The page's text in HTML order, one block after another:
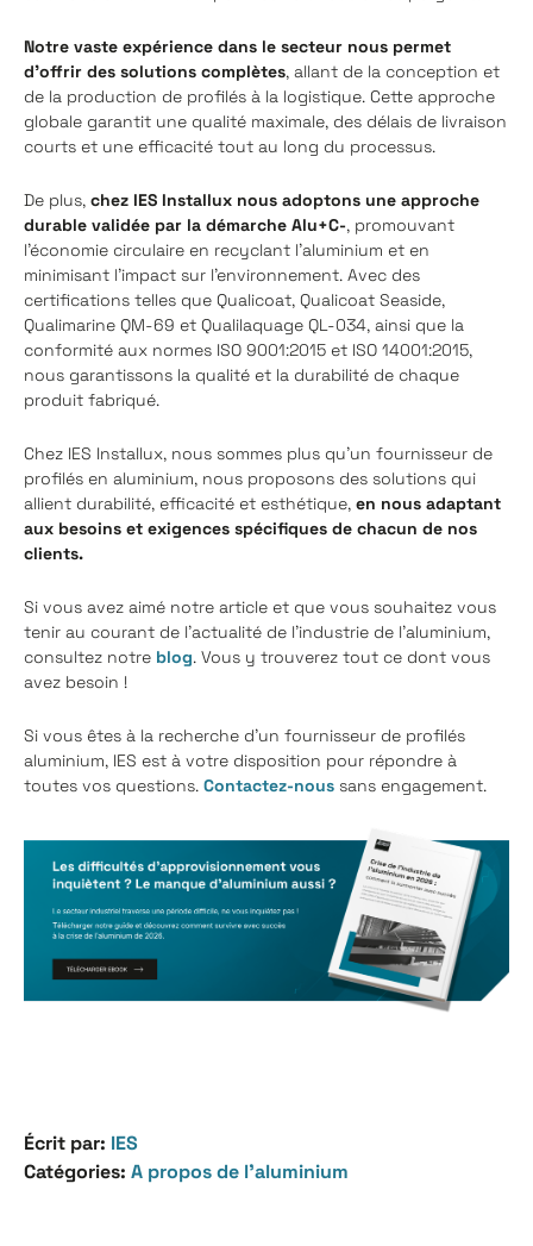
Notre vaste expérience dans le secteur nous permet
d'offrir des solutions complètes, allant de la conception et
de la production de profilés à la logistique. Cette approche
globale garantit une qualité maximale, des délais de livraison
courts et une efficacité tout au long du processus.
De plus, chez IES Installux nous adoptons une approche
durable validée par la démarche Alu+C-, promouvant
l'économie circulaire en recyclant l'aluminium et en
minimisant l'impact sur l'environnement. Avec des
certifications telles que Qualicoat, Qualicoat Seaside,
Qualimarine QM-69 et Qualilaquage QL-034, ainsi que la
conformité aux normes ISO 9001:2015 et ISO 14001:2015,
nous garantissons la qualité et la durabilité de chaque
produit fabriqué.
Chez IES Installux, nous sommes plus qu'un fournisseur de
profilés en aluminium, nous proposons des solutions qui
allient durabilité, efficacité et esthétique, en nous adaptant
aux besoins et exigences spécifiques de chacun de nos
clients.
Si vous avez aimé notre article et que vous souhaitez vous
tenir au courant de l'actualité de l'industrie de l'aluminium,
consultez notre blog. Vous y trouverez tout ce dont vous
avez besoin !
Si vous êtes à la recherche d'un fournisseur de profilés
aluminium, IES est à votre disposition pour répondre à
toutes vos questions. Contactez-nous sans engagement.
Écrit par: IES
Catégories: A propos de l’aluminium